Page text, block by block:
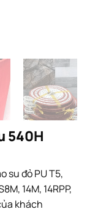
540H
su đỏ PU T5,
14M, 14RPP,
khách